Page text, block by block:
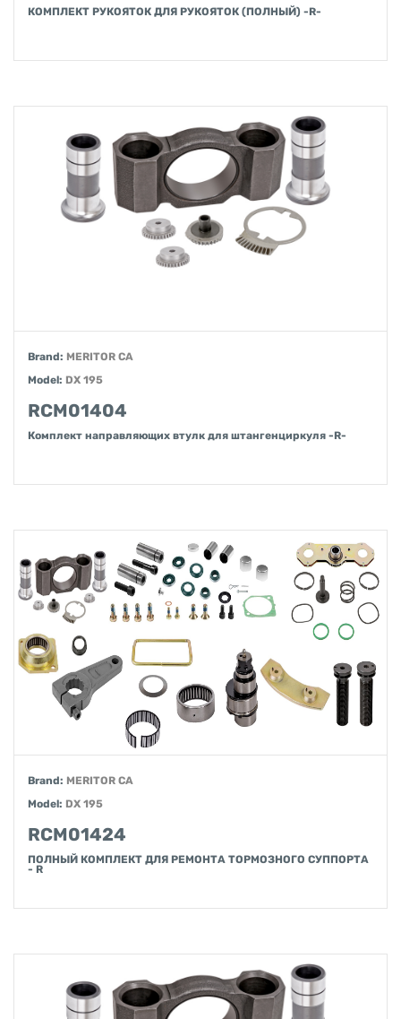
КОМПЛЕКТ РУКОЯТОК ДЛЯ РУКОЯТОК (ПОЛНЫЙ) -R-
Brand: MERITOR CA
Model: DX 195
RCM01404
Комплект направляющих втулк для штангенциркуля -R-
Brand: MERITOR CA
Model: DX 195
RCM01424
ПОЛНЫЙ КОМПЛЕКТ ДЛЯ РЕМОНТА ТОРМОЗНОГО СУППОРТА
- R